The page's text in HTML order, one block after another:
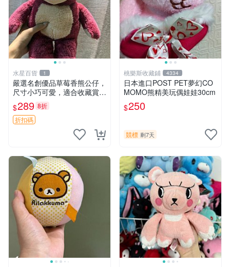
水星百貨 1
嚴選名創優品草莓香熊公仔，
尺寸小巧可愛，適合收藏賞玩
30cm 玩具 公仔 草莓熊
$289 8折
折扣碼
桃樂斯收藏鋪 4334
日本進口POST PET夢幻CO
MOMO熊精美玩偶娃娃30cm
$250
競標 剩7天